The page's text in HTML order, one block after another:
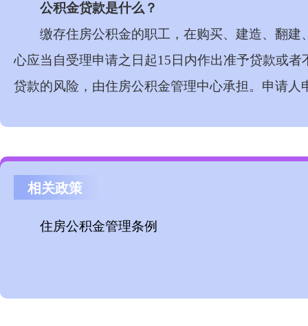
公积金贷款是什么？
缴存住房公积金的职工，在购买、建造、翻
心应当自受理申请之日起15 日内作出准予贷款或
贷款的风险，由住房公积金管理中心承担。申请
相关政策
住房公积金管理条例